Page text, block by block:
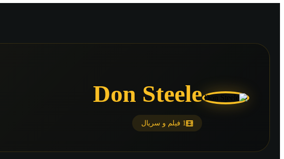
Don Steele
1 فیلم و سریال